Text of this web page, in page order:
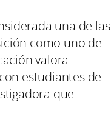
una de las
como uno de
valora
estudiantes de
que